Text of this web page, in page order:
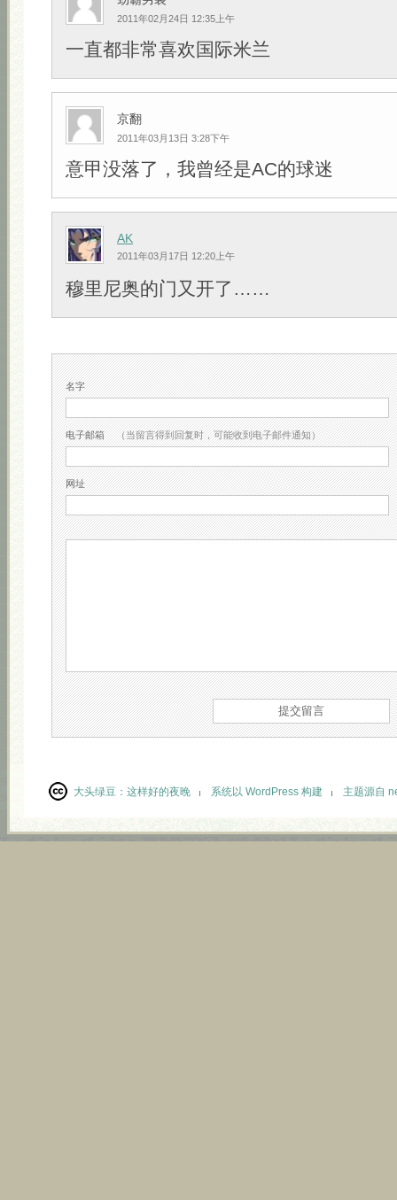
2011年02月24日 12:35上午
一直都非常喜欢国际米兰
京翻
2011年03月13日 3:28下午
意甲没落了，我曾经是AC的球迷
AK
2011年03月17日 12:20上午
穆里尼奥的门又开了……
名字
电子邮箱 （当留言得到回复时，可能收到电子邮件通知）
网址
大头绿豆： 这样好的夜晚 系统以 WordPress 构建 主题源自